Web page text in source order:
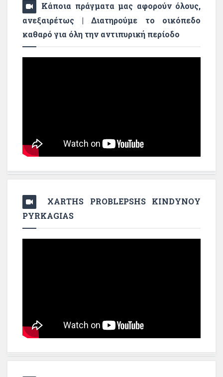
Κάποια πράγματα μας αφορούν όλους,
ανεξαιρέτως | Διατηρούμε το οικόπεδο
καθαρό για όλη την αντιπυρική περίοδο
XARTHS PROBLEPSHS KINDYNOY
PYRKAGIAS